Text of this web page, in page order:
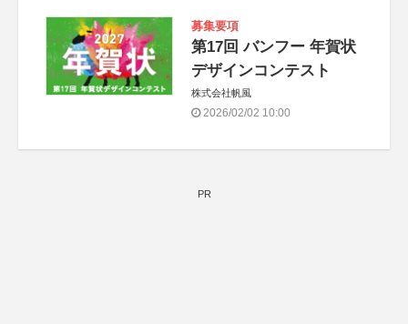
募集要項
第17回 バンフー 年賀状
デザインコンテスト
株式会社帆風
2026/02/02 10:00
PR